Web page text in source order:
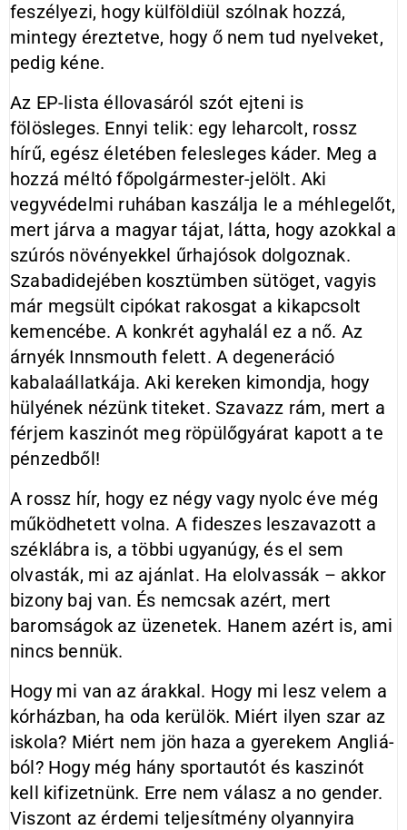
feszélyezi, hogy külföldiül szólnak hozzá,
mintegy éreztetve, hogy ő nem tud nyelveket,
pedig kéne.
Az EP-lista éllovasáról szót ejteni is
fölösleges. Ennyi telik: egy leharcolt, rossz
hírű, egész életében felesleges káder. Meg a
hozzá méltó főpolgármester-jelölt. Aki
vegyvédelmi ruhában kaszálja le a méhlegelőt,
mert járva a magyar tájat, látta, hogy azokkal a
szúrós növényekkel űrhajósok dolgoznak.
Szabadidejében kosztümben sütöget, vagyis
már megsült cipókat rakosgat a kikapcsolt
kemencébe. A konkrét agyhalál ez a nő. Az
árnyék Innsmouth felett. A degeneráció
kabalaállatkája. Aki kereken kimondja, hogy
hülyének nézünk titeket. Szavazz rám, mert a
férjem kaszinót meg röpülőgyárat kapott a te
pénzedből!
A rossz hír, hogy ez négy vagy nyolc éve még
működhetett volna. A fideszes leszavazott a
széklábra is, a többi ugyanúgy, és el sem
olvasták, mi az ajánlat. Ha elolvassák – akkor
bizony baj van. És nemcsak azért, mert
baromságok az üzenetek. Hanem azért is, ami
nincs bennük.
Hogy mi van az árakkal. Hogy mi lesz velem a
kórházban, ha oda kerülök. Miért ilyen szar az
iskola? Miért nem jön haza a gyerekem Angliá­
ból? Hogy még hány sportautót és kaszinót
kell kifizetnünk. Erre nem válasz a no gender.
Viszont az érdemi teljesítmény olyannyira